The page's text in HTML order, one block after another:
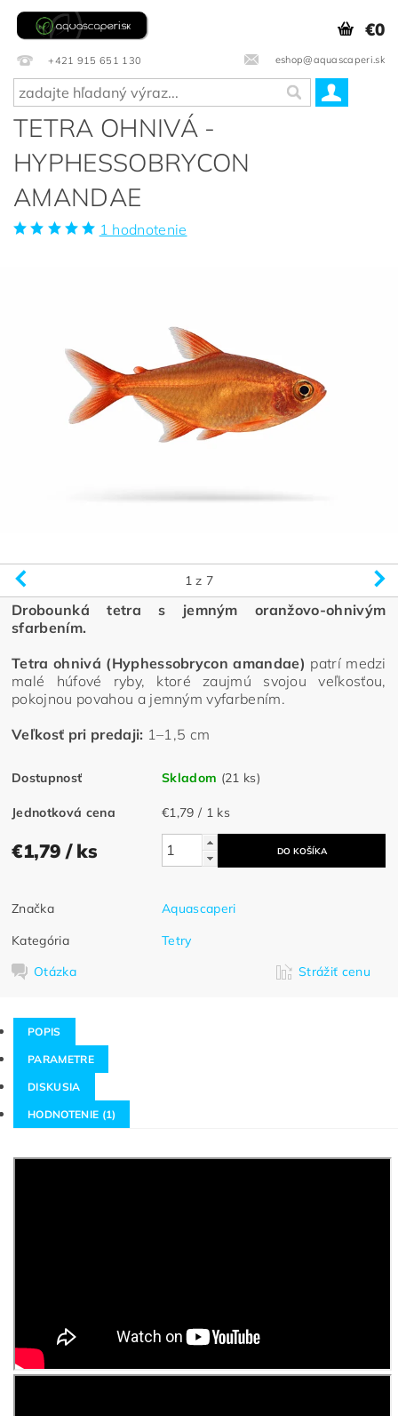
+421 915 651 130 eshop@aquascaperi.sk
€0
TETRA OHNIVÁ -
HYPHESSOBRYCON
AMANDAE
1 hodnotenie
1 z 7
Drobounká tetra s jemným oranžovo-ohnivým
sfarbením.
Tetra ohnivá (Hyphessobrycon amandae) patrí medzi
malé húfové ryby, ktoré zaujmú svojou veľkosťou,
pokojnou povahou a jemným vyfarbením.
Veľkosť pri predaji: 1–1,5 cm
Dostupnosť Skladom (21 ks)
Jednotková cena €1,79 / 1 ks
€1,79/ ks
Značka
Aquascaperi
Kategória
Tetry
Otázka
Strážiť cenu
POPIS
PARAMETRE
DISKUSIA
HODNOTENIE (1)